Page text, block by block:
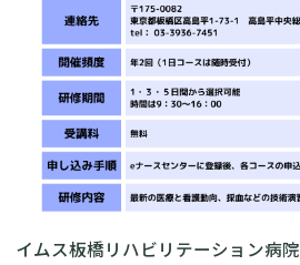
イムス板橋リハビリテーション病院